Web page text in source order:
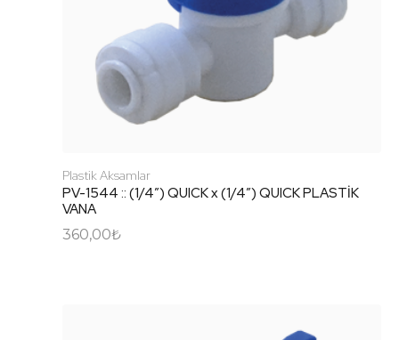
Plastik Aksamlar
PV-1544 :: (1/4″) QUICK x (1/4″) QUICK PLASTİK
VANA
360,00₺